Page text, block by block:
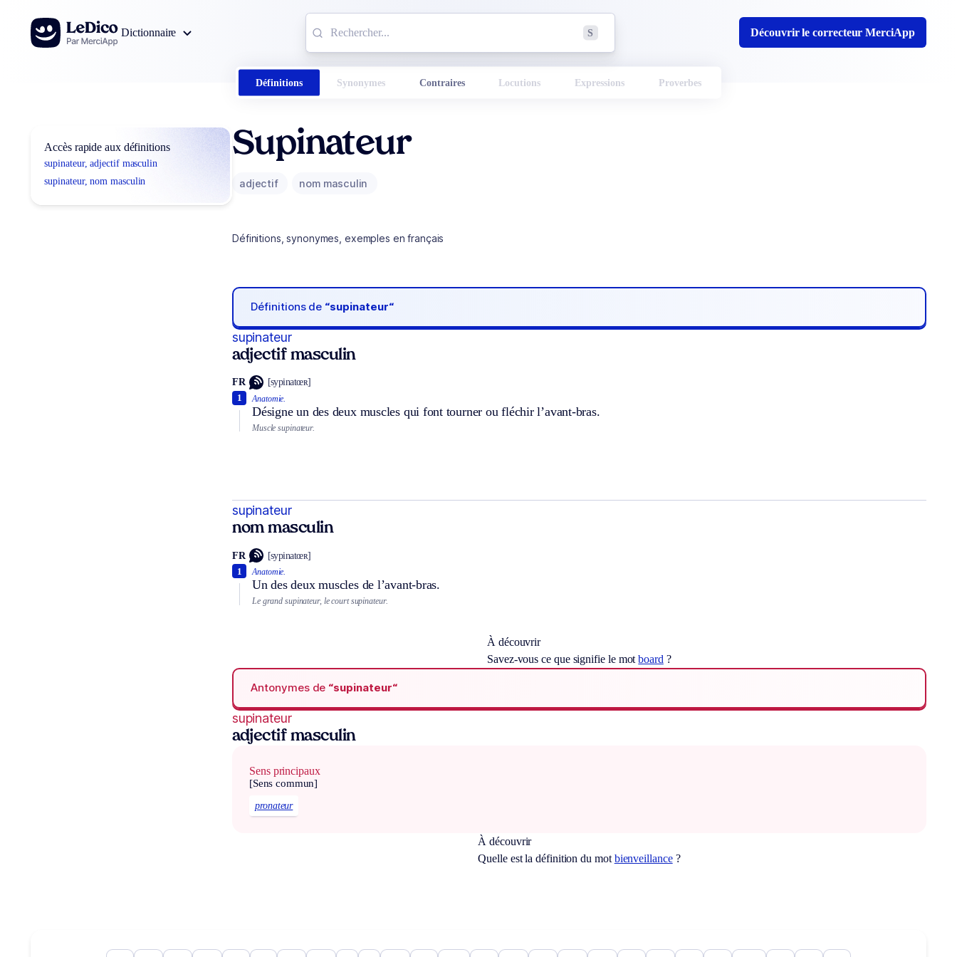
Aller au contenu
Dictionnaire
S Découvrir le correcteur MerciApp
Définitions Synonymes Contraires Locutions Expressions Proverbes
Accès rapide aux définitions
supinateur, adjectif masculin
supinateur, nom masculin
Supinateur
adjectif nom masculin
Définitions, synonymes, exemples en français
Définitions de “supinateur“
supinateur
adjectif masculin
FR [sypinatœʀ]
Anatomie.
Désigne un des deux muscles qui font tourner ou fléchir l’avant-bras.
1
Muscle supinateur.
supinateur
nom masculin
FR [sypinatœʀ]
Anatomie.
Un des deux muscles de l’avant-bras.
1
Le grand supinateur, le court supinateur.
À découvrir
Savez-vous ce que signifie le motboard ?
Antonymes de “supinateur“
supinateur
adjectif masculin
Sens principaux
[Sens commun]
pronateur
À découvrir
Quelle est la définition du mot bienveillance?